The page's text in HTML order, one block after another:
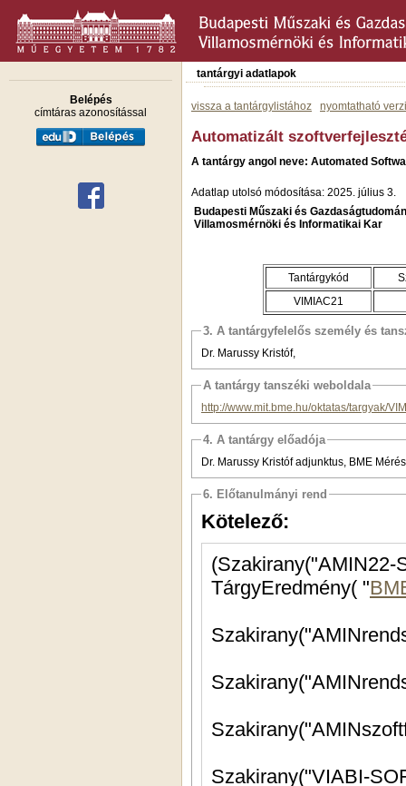
Belépés
címtáras azonosítással
tantárgyi adatlapok
vissza a tantárgylistához nyomtatható
Automatizált
A tantárgy angol neve: Automated
Adatlap utolsó módosítása: 2025. július 3.
Budapesti Műszaki és
Villamosmérnöki és Informatikai Kar
Tantárgykód
VIMIAC21
3. A tantárgyfelelős személy és
Dr. Marussy Kristóf,
A tantárgy tanszéki weboldala
http://www.mit.bme.hu/oktatas/targyak/
4. A tantárgy előadója
Dr. Marussy Kristóf adjunktus, BME
6. Előtanulmányi rend
Kötelező:
TárgyEredmény( "